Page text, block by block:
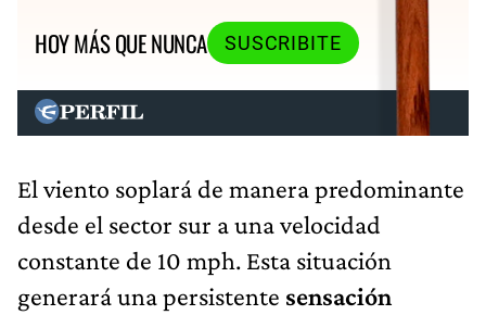
HOY MÁS QUE NUNCA
SUSCRIBITE
El viento soplará de manera predominante
desde el sector sur a una velocidad
constante de 10 mph. Esta situación
generará una persistente sensación